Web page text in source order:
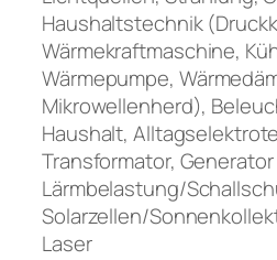
Haushaltstechnik
Wärmekraftmaschine,
Wärmepumpe,
Mikrowellenherd),
Haushalt,
Transformator,
Lärmbelastung/
Solarzellen/
Laser